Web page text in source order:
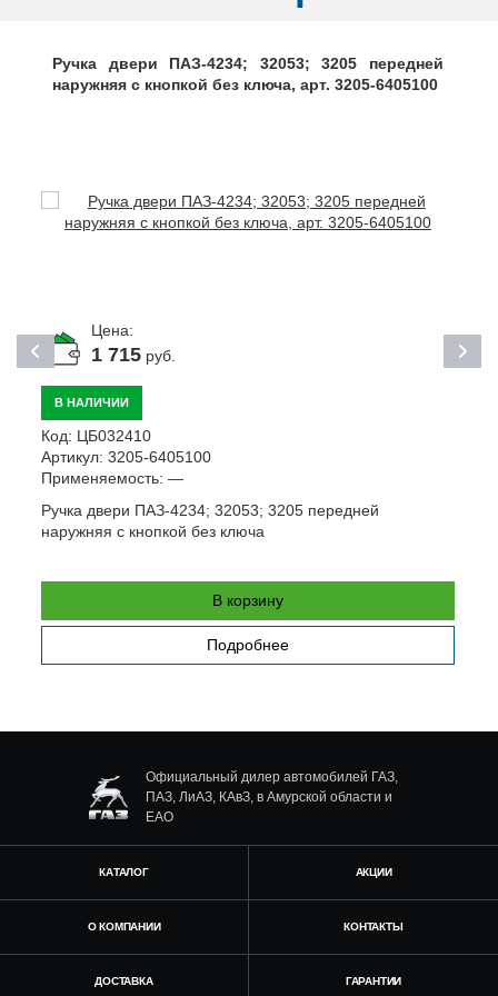
Ручка двери ПАЗ-4234; 32053; 3205 передней
наружняя с кнопкой без ключа, арт. 3205-6405100
Цена:
1 715руб.
В НАЛИЧИИ
Код: ЦБ032410
Артикул: 3205-6405100
Применяемость: —
Ручка двери ПАЗ-4234; 32053; 3205 передней
наружняя с кнопкой без ключа
В корзину
Подробнее
Официальный дилер автомобилей ГАЗ,
ПАЗ, ЛиАЗ, КАвЗ, в Амурской области и
ЕАО
КАТАЛОГ АКЦИИ
О КОМПАНИИ КОНТАКТЫ
ДОСТАВКА ГАРАНТИИ